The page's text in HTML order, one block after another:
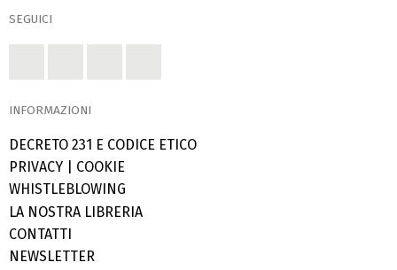
SEGUICI
INFORMAZIONI
DECRETO 231 E CODICE ETICO
PRIVACY
COOKIE
WHISTLEBLOWING
LA NOSTRA LIBRERIA
CONTATTI
NEWSLETTER